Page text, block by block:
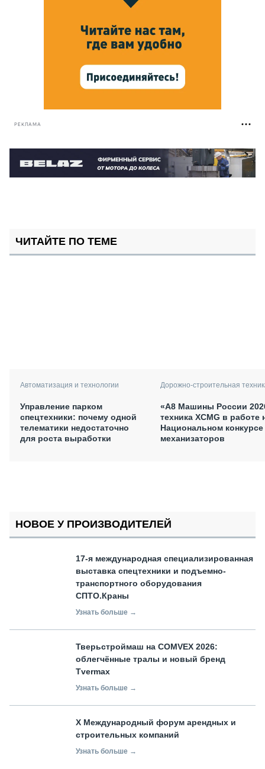
РЕКЛАМА
ЧИТАЙТЕ ПО ТЕМЕ
Автоматизация и технологии
Управление парком
спецтехники: почему одной
телематики недостаточно
для роста выработки
Дорожно-строительная
«А8 Машины России
техника XCMG в работе
Национальном конкурсе
механизаторов
НОВОЕ У ПРОИЗВОДИТЕЛЕЙ
17-я международная специализированная
выставка спецтехники и подъемно-
транспортного оборудования
СПТО.Краны
Узнать больше →
Тверьстроймаш на COMVEX 2026:
облегчённые тралы и новый бренд
Tvermax
Узнать больше →
X Международный форум арендных и
строительных компаний
Узнать больше →